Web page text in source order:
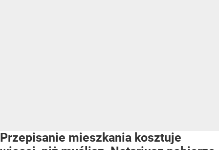
Przepisanie mieszkania kosztuje